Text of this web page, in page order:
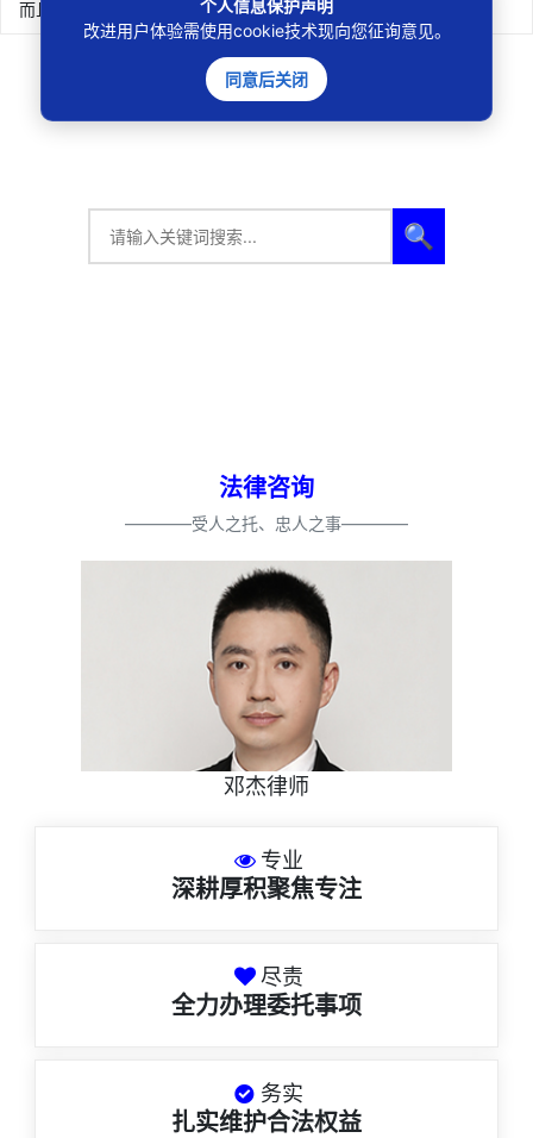
而且...
上一页 3
🔍
法律咨询
————受人之托、忠人之事————
邓杰律师
专业
深耕厚积聚焦专注
尽责
全力办理委托事项
务实
扎实维护合法权益
个人信息保护声明
改进用户体验需使用cookie技术现向您征询意见。
同意后关闭